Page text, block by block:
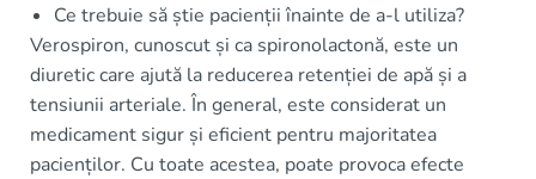
Ce trebuie să știe pacienții înainte de a-l utiliza?
Verospiron, cunoscut și ca spironolactonă, este un
diuretic care ajută la reducerea retenției de apă și a
tensiunii arteriale. În general, este considerat un
medicament sigur și eficient pentru majoritatea
pacienților. Cu toate acestea, poate provoca efecte